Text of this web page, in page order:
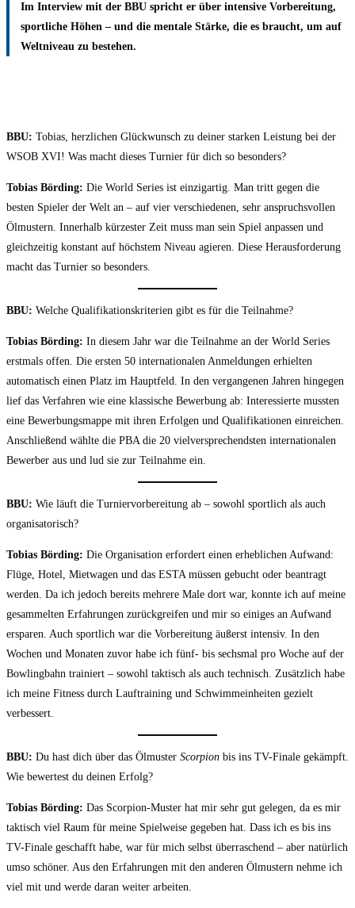
Im Interview mit der BBUspricht er über intensive Vorbereitung,
sportliche Höhen – und die mentale Stärke, die es braucht, um auf
Weltniveau zu bestehen.
BBU: Tobias, herzlichen Glückwunsch zu deiner starken Leistung bei der
WSOB XVI! Was macht dieses Turnier für dich so besonders?
Tobias Börding: Die World Series ist einzigartig. Man tritt gegen die
besten Spieler der Welt an – auf vier verschiedenen, sehr anspruchsvollen
Ölmustern. Innerhalb kürzester Zeit muss man sein Spiel anpassen und
gleichzeitig konstant auf höchstem Niveau agieren. Diese Herausforderung
macht das Turnier so besonders.
BBU: Welche Qualifikationskriterien gibt es für die Teilnahme?
Tobias Börding: In diesem Jahr war die Teilnahme an der World Series
erstmals offen. Die ersten 50 internationalen Anmeldungen erhielten
automatisch einen Platz im Hauptfeld. In den vergangenen Jahren hingegen
lief das Verfahren wie eine klassische Bewerbung ab: Interessierte mussten
eine Bewerbungsmappe mit ihren Erfolgen und Qualifikationen einreichen.
Anschließend wählte die PBA die 20 vielversprechendsten internationalen
Bewerber aus und lud sie zur Teilnahme ein.
BBU: Wie läuft die Turniervorbereitung ab – sowohl sportlich als auch
organisatorisch?
Tobias Börding: Die Organisation erfordert einen erheblichen Aufwand:
Flüge, Hotel, Mietwagen und das ESTA müssen gebucht oder beantragt
werden. Da ich jedoch bereits mehrere Male dort war, konnte ich auf meine
gesammelten Erfahrungen zurückgreifen und mir so einiges an Aufwand
ersparen. Auch sportlich war die Vorbereitung äußerst intensiv. In den
Wochen und Monaten zuvor habe ich fünf- bis sechsmal pro Woche auf der
Bowlingbahn trainiert – sowohl taktisch als auch technisch. Zusätzlich habe
ich meine Fitness durch Lauftraining und Schwimmeinheiten gezielt
verbessert.
BBU: Du hast dich über das Ölmuster Scorpion bis ins TV-Finale gekämpft.
Wie bewertest du deinen Erfolg?
Tobias Börding: Das Scorpion-Muster hat mir sehr gut gelegen, da es mir
taktisch viel Raum für meine Spielweise gegeben hat. Dass ich es bis ins
TV-Finale geschafft habe, war für mich selbst überraschend – aber natürlich
umso schöner. Aus den Erfahrungen mit den anderen Ölmustern nehme ich
viel mit und werde daran weiter arbeiten.